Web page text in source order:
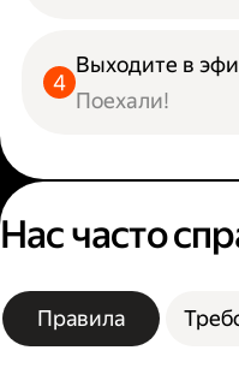
Выходите в
Поехали!
Нас часто
Правила